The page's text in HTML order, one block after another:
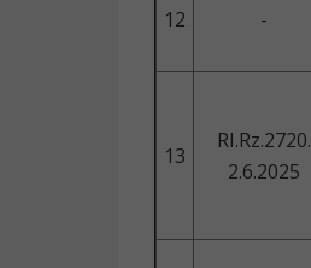
12 -
13
RI.Rz.2720.
2.6.2025